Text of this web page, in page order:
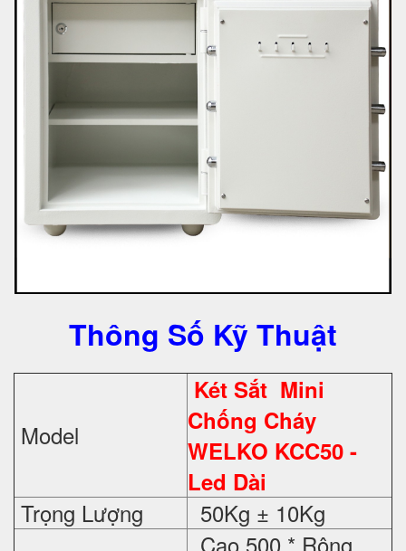
Thông Số Kỹ Thuật
Model
Két Sắt Mini
Chống Cháy
WELKO KCC50 -
Led Dài
Trọng Lượng
50Kg ± 10Kg
Cao 500 * Rộng